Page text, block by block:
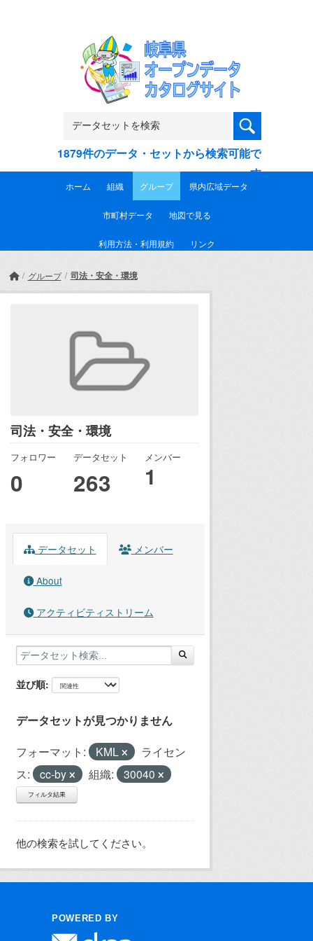
1879件のデータ・セットから検索可能で
す
ホーム 組織 グループ 県内広域データ
市町村データ 地図で見る
利用方法・利用規約 リンク
グループ 司法・安全・環境
司法・安全・環境
フォロワー
0
データセット
263
メンバー
1
データセット メンバー
About
アクティビティストリーム
並び順
データセットが見つかりません
フォーマット: KML
ライセン
ス:
cc-by 組織: 30040
フィルタ結果
他の検索を試してください。
POWERED BY